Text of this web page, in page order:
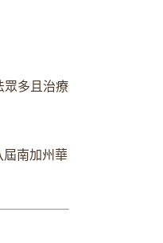
多且治療
南加州華